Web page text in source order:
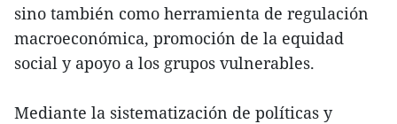
sino también como herramienta de regulación
macroeconómica, promoción de la equidad
social y apoyo a los grupos vulnerables.
Mediante la sistematización de políticas y